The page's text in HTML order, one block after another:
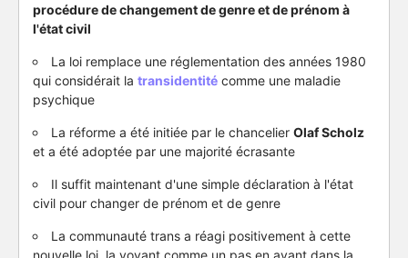
procédure de changement de genre et de prénom à
l'état civil
La loi remplace une réglementation des années 1980
qui considérait la transidentité comme une maladie
psychique
La réforme a été initiée par le chancelier Olaf Scholz
et a été adoptée par une majorité écrasante
Il suffit maintenant d'une simple déclaration à l'état
civil pour changer de prénom et de genre
La communauté trans a réagi positivement à cette
nouvelle loi, la voyant comme un pas en avant dans la